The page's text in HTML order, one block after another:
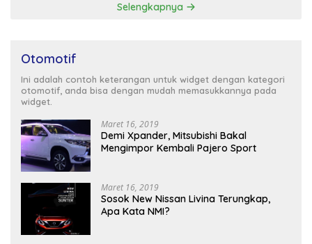
Selengkapnya
Otomotif
Ini adalah contoh keterangan untuk widget dengan kategori
otomotif, anda bisa dengan mudah memasukkannya pada
widget.
Maret 16, 2019
Demi Xpander, Mitsubishi Bakal
Mengimpor Kembali Pajero Sport
Maret 16, 2019
Sosok New Nissan Livina Terungkap,
Apa Kata NMI?